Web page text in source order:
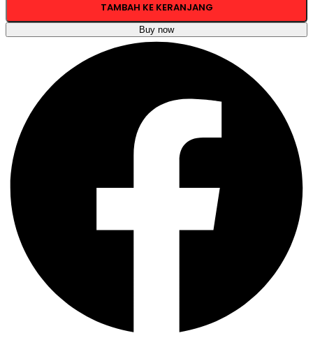
TAMBAH KE KERANJANG
Buy now